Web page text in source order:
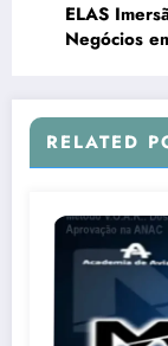
ELAS
Negócios
RELATED